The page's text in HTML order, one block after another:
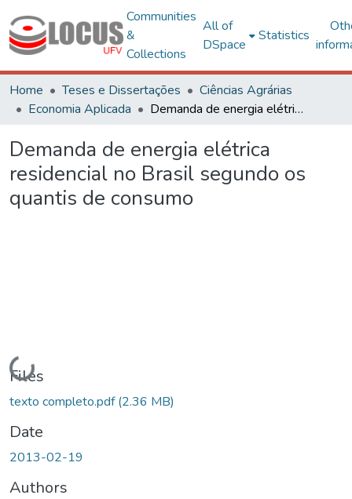
Communities
&
Collections
All of
DSpace
Statistics
Home Teses e Dissertações
Ciências Agrárias
Economia Aplicada
Demanda de energia elétrica residencial no Brasil segundo os quantis de consumo
Demanda de energia elétrica
residencial no Brasil segundo os
quantis de consumo
Loading...
Files
texto completo.pdf(2.36 MB)
Date
2013-02-19
Authors